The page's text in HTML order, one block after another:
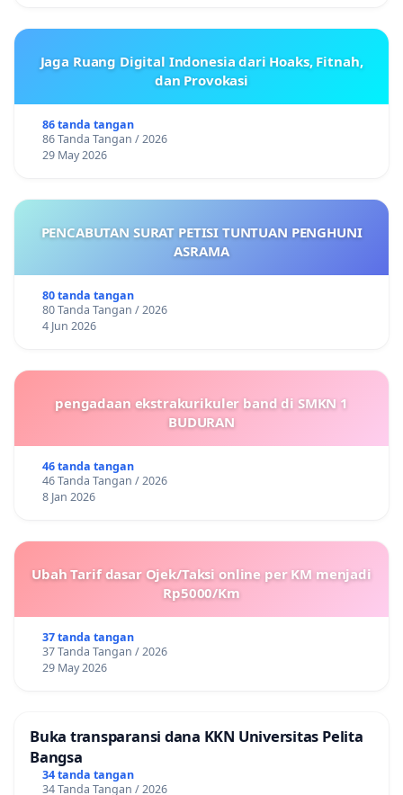
Jaga Ruang Digital Indonesia dari Hoaks, Fitnah,
dan Provokasi
86 tanda tangan
86 Tanda Tangan / 2026
29 May 2026
PENCABUTAN SURAT PETISI TUNTUAN PENGHUNI
ASRAMA
80 tanda tangan
80 Tanda Tangan / 2026
4 Jun 2026
pengadaan ekstrakurikuler band di SMKN 1
BUDURAN
46 tanda tangan
46 Tanda Tangan / 2026
8 Jan 2026
Ubah Tarif dasar Ojek/Taksi online per KM menjadi
Rp5000/Km
37 tanda tangan
37 Tanda Tangan / 2026
29 May 2026
Buka transparansi dana KKN Universitas Pelita
Bangsa
34 tanda tangan
34 Tanda Tangan / 2026